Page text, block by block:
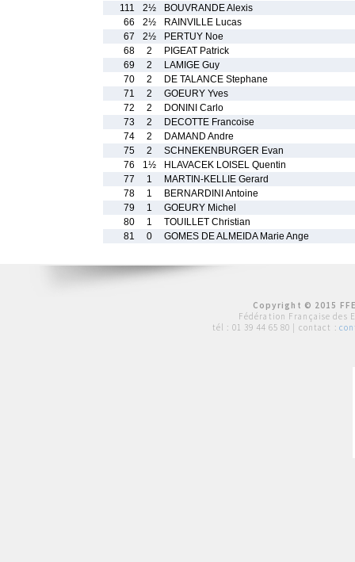
111
2½
BOUVRANDE Alexis
66
2½
RAINVILLE Lucas
67
2½
PERTUY Noe
68
2
PIGEAT Patrick
69
2
LAMIGE Guy
70
2
DE TALANCE Stephane
71
2
GOEURY Yves
72
2
DONINI Carlo
73
2
DECOTTE Francoise
74
2
DAMAND Andre
75
2
SCHNEKENBURGER Evan
76
1½
HLAVACEK LOISEL Quentin
77
1
MARTIN-KELLIE Gerard
78
1
BERNARDINI Antoine
79
1
GOEURY Michel
80
1
TOUILLET Christian
81
0 GOMES DE ALMEIDA Marie Ange
Copyright © 2015
Fédération Française des
tél : 01 39 44 65 80 | contact :